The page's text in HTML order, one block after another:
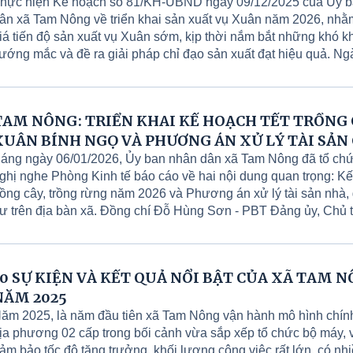
xã Tam Nông về triển khai sản xuất vụ Xuân năm 2026,
tiến độ sản xuất vụ Xuân sớm, kịp thời nắm bắt những khó
mắc và đề ra giải pháp chỉ đạo sản xuất đạt hiệu quả.
làm trưởng đoàn đã kiểm tra thực tế tiến độ sản xuất vụ
Cùng đi có các đồng chí đại diện lãnh đạo Hội Nông dân
Xí nghiệp Thủy nông Tam Nông; đại diện Phòng Kinh tế;
vụ sự nghiệp công và Trưởng các khu dân cư liên quan.
NÔNG: TRIỂN KHAI KẾ HOẠCH TẾT TRỒNG
BÍNH NGỌ VÀ PHƯƠNG ÁN XỬ LÝ TÀI SẢN
DƯ
ngày 06/01/2026, Ủy ban nhân dân xã Tam Nông đã tổ
nghe Phòng Kinh tế báo cáo về hai nội dung quan trọng:
cây, trồng rừng năm 2026 và Phương án xử lý tài sản nhà,
trên địa bàn xã. Đồng chí Đỗ Hùng Sơn - PBT Đảng ủy, Chủ
xã; BCH Quân sự xã; Phòng Kinh tế; Phòng Văn hóa – xã
công; Văn phòng HĐND&UBND xã.
SỰ KIỆN VÀ KẾT QUẢ NỔI BẬT CỦA XÃ TAM
2025
2025, là năm đầu tiên xã Tam Nông vận hành mô hình
phương 02 cấp trong bối cảnh vừa sắp xếp tổ chức bộ máy,
bảo tốc độ tăng trưởng, khối lượng công việc rất lớn, có